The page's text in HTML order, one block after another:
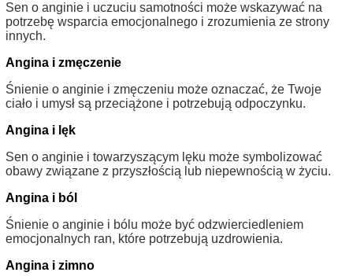
Sen o anginie i uczuciu samotności może wskazywać na
potrzebę wsparcia emocjonalnego i zrozumienia ze strony
innych.
Angina i zmęczenie
Śnienie o anginie i zmęczeniu może oznaczać, że Twoje
ciało i umysł są przeciążone i potrzebują odpoczynku.
Angina i lęk
Sen o anginie i towarzyszącym lęku może symbolizować
obawy związane z przyszłością lub niepewnością w życiu.
Angina i ból
Śnienie o anginie i bólu może być odzwierciedleniem
emocjonalnych ran, które potrzebują uzdrowienia.
Angina i zimno